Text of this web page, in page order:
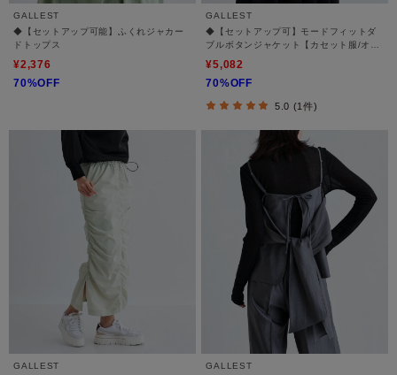
GALLEST
◆【セットアップ可能】ふくれジャカー
ドトップス
¥2,376
70%OFF
GALLEST
◆【セットアップ可】モードフィットダ
ブルボタンジャケット【カセット服/オケ
ージョン/通勤】
¥5,082
70%OFF
5.0 (1件)
GALLEST GALLEST